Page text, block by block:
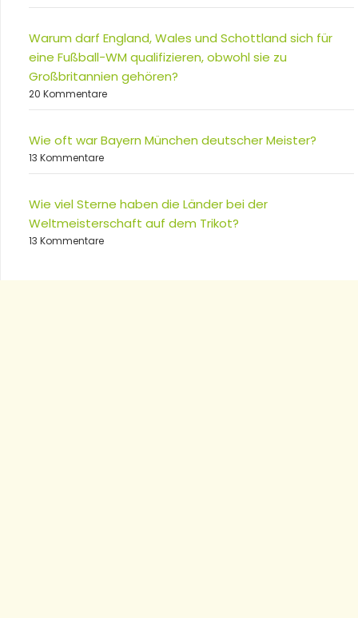
Warum darf England, Wales und Schottland sich für
eine Fußball-WM qualifizieren, obwohl sie zu
Großbritannien gehören?
20 Kommentare
Wie oft war Bayern München deutscher Meister?
13 Kommentare
Wie viel Sterne haben die Länder bei der
Weltmeisterschaft auf dem Trikot?
13 Kommentare